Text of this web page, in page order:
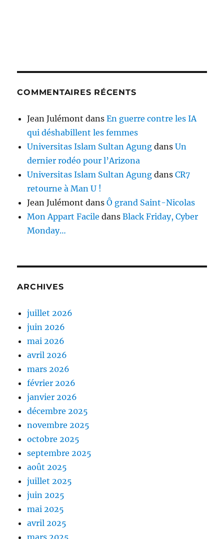
COMMENTAIRES RÉCENTS
Jean Julémont dansEn guerre contre les IA
qui déshabillent les femmes
Universitas Islam Sultan Agung dansUn
dernier rodéo pour l’Arizona
Universitas Islam Sultan Agung dansCR7
retourne à Man U !
Jean Julémont dansÔ grand Saint-Nicolas
Mon Appart Facile dansBlack Friday, Cyber
Monday…
ARCHIVES
juillet 2026
juin 2026
mai 2026
avril 2026
mars 2026
février 2026
janvier 2026
décembre 2025
novembre 2025
octobre 2025
septembre 2025
août 2025
juillet 2025
juin 2025
mai 2025
avril 2025